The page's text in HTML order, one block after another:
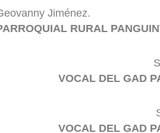
Jiménez.
RURAL
VOCAL DEL GAD
VOCAL DEL GAD